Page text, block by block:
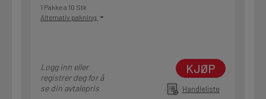
1 Pakke a 10 Stk
Alternativ pakning
Logg inn eller
registrer deg for å
se din avtalepris
KJØP
Handleliste